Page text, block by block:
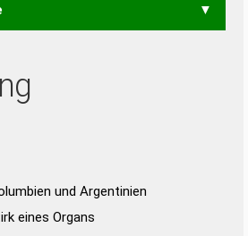
und Argentinien
eines Organs